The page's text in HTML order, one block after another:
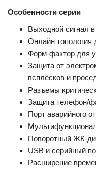
Особенности серии
Выходной сигнал
Онлайн топология
Форм-фактор для
Защита от
всплесков и
Разъемы
Защита телефон/
Порт аварийного
Поворотный ЖК-
USB и серийный
Расширение